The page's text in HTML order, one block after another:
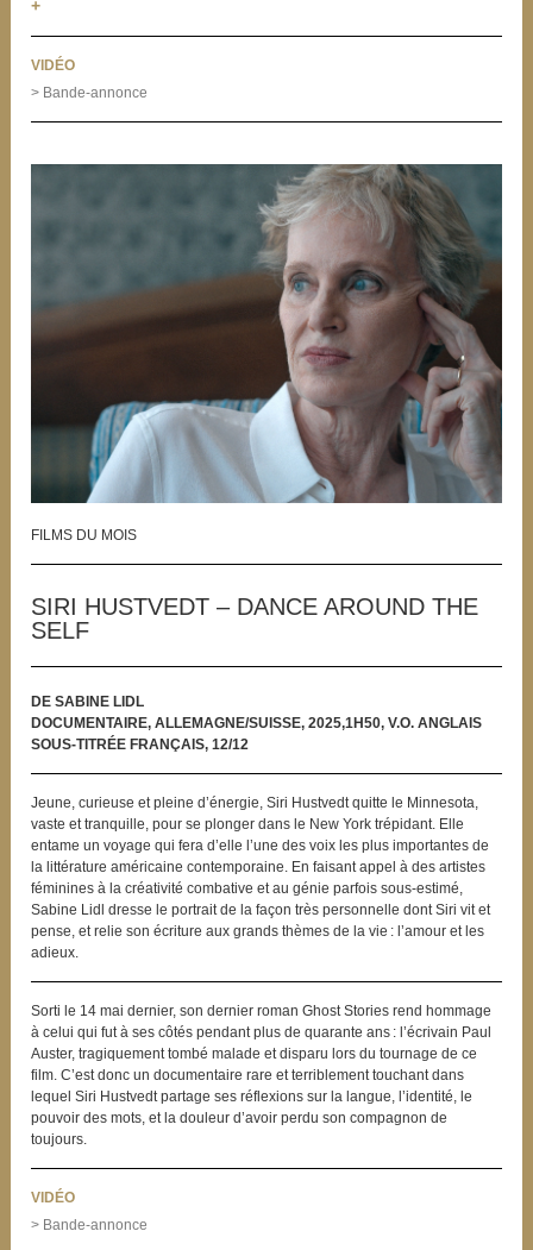
+
VIDÉO
> Bande-annonce
FILMS DU MOIS
SIRI HUSTVEDT – DANCE AROUND THE
SELF
DE SABINE LIDL
DOCUMENTAIRE, ALLEMAGNE/SUISSE, 2025,1H50, V.O. ANGLAIS
SOUS-TITRÉE FRANÇAIS, 12/12
Jeune, curieuse et pleine d’énergie, Siri Hustvedt quitte le Minnesota,
vaste et tranquille, pour se plonger dans le New York trépidant. Elle
entame un voyage qui fera d’elle l’une des voix les plus importantes de
la littérature américaine contemporaine. En faisant appel à des artistes
féminines à la créativité combative et au génie parfois sous-estimé,
Sabine Lidl dresse le portrait de la façon très personnelle dont Siri vit et
pense, et relie son écriture aux grands thèmes de la vie : l’amour et les
adieux.
Sorti le 14 mai dernier, son dernier roman Ghost Stories rend hommage
à celui qui fut à ses côtés pendant plus de quarante ans : l’écrivain Paul
Auster, tragiquement tombé malade et disparu lors du tournage de ce
film. C’est donc un documentaire rare et terriblement touchant dans
lequel Siri Hustvedt partage ses réflexions sur la langue, l’identité, le
pouvoir des mots, et la douleur d’avoir perdu son compagnon de
toujours.
VIDÉO
> Bande-annonce